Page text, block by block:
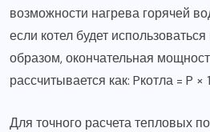
возможности нагрева горячей
если котел будет
образом, окончательная
рассчитывается как: Pкотла = P ×
Для точного расчета тепловых